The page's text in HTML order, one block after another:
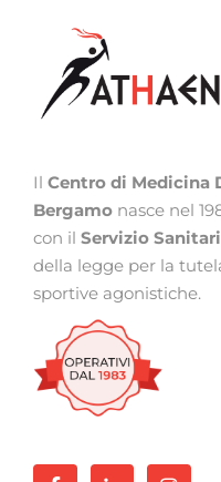
Il Centro di Medicina
Bergamo nasce nel
con il Servizio
della legge per la
sportive agonistiche.